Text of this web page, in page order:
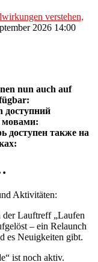
verstehen,
2026 14:00
nun auch auf
доступний
мовами:
доступен также на
:
Aktivitäten:
der Lauftreff „Laufen
– ein Relaunch
es Neuigkeiten gibt.
ist noch aktiv.